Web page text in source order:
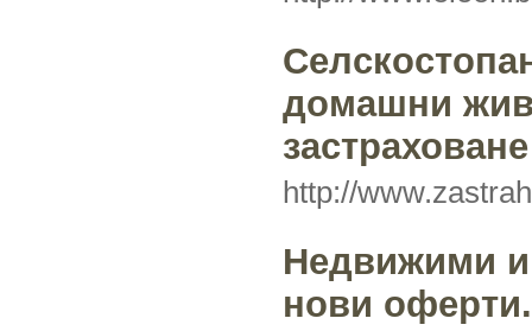
домашни
застраховане
http://
Недвижими
нови оферти.